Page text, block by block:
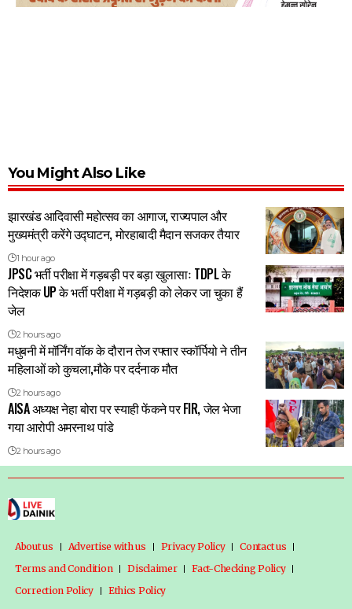
You Might Also Like
झारखंड आदिवासी महोत्सव का आगाज, राज्यपाल और
मुख्यमंत्री करेंगे उद्घाटन, मोरहाबादी मैदान सजकर तैयार
1 hour ago
JPSC भर्ती परीक्षा में गड़बड़ी पर बड़ा खुलासाः TDPL के
निदेशक UP के भर्ती परीक्षा में गड़बड़ी को लेकर जा चुका हैं
जेल
2 hours ago
मधुबनी में मॉर्निंग वॉक के दौरान तेज रफ्तार स्कॉर्पियो ने तीन
महिलाओं को कुचला,मौके पर दर्दनाक मौत
2 hours ago
AISA अध्यक्ष नेहा बोरा पर स्याही फेंकने पर FIR, जेल भेजा
गया आरोपी अमरनाथ पांडे
2 hours ago
About us Advertise with us Privacy Policy
Contact us
Terms and Condition
Disclaimer
Fact-Checking Policy
Correction Policy
Ethics Policy